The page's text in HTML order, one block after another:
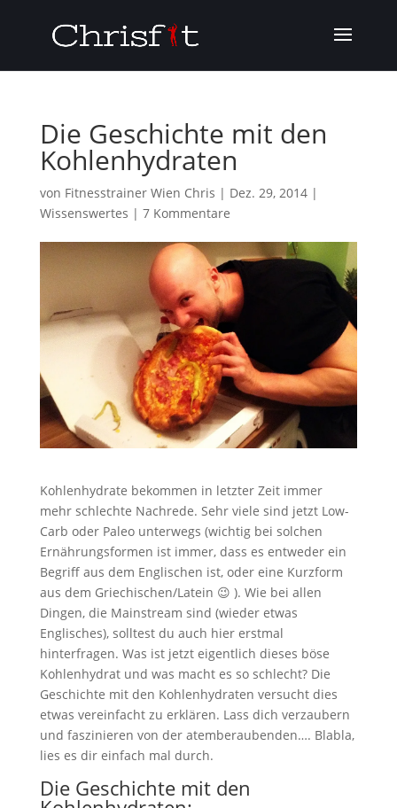
Die Geschichte mit den
Kohlenhydraten
von Fitnesstrainer Wien Chris | Dez. 29, 2014|
Wissenswertes | 7 Kommentare
Kohlenhydrate bekommen in letzter Zeit immer
mehr schlechte Nachrede. Sehr viele sind jetzt Low-
Carb oder Paleo unterwegs (wichtig bei solchen
Ernährungsformen ist immer, dass es entweder ein
Begriff aus dem Englischen ist, oder eine Kurzform
aus dem Griechischen/Latein 😉 ). Wie bei allen
Dingen, die Mainstream sind (wieder etwas
Englisches), solltest du auch hier erstmal
hinterfragen. Was ist jetzt eigentlich dieses böse
Kohlenhydrat und was macht es so schlecht? Die
Geschichte mit den Kohlenhydraten versucht dies
etwas vereinfacht zu erklären. Lass dich verzaubern
und faszinieren von der atemberaubenden…. Blabla,
lies es dir einfach mal durch.
Die Geschichte mit den